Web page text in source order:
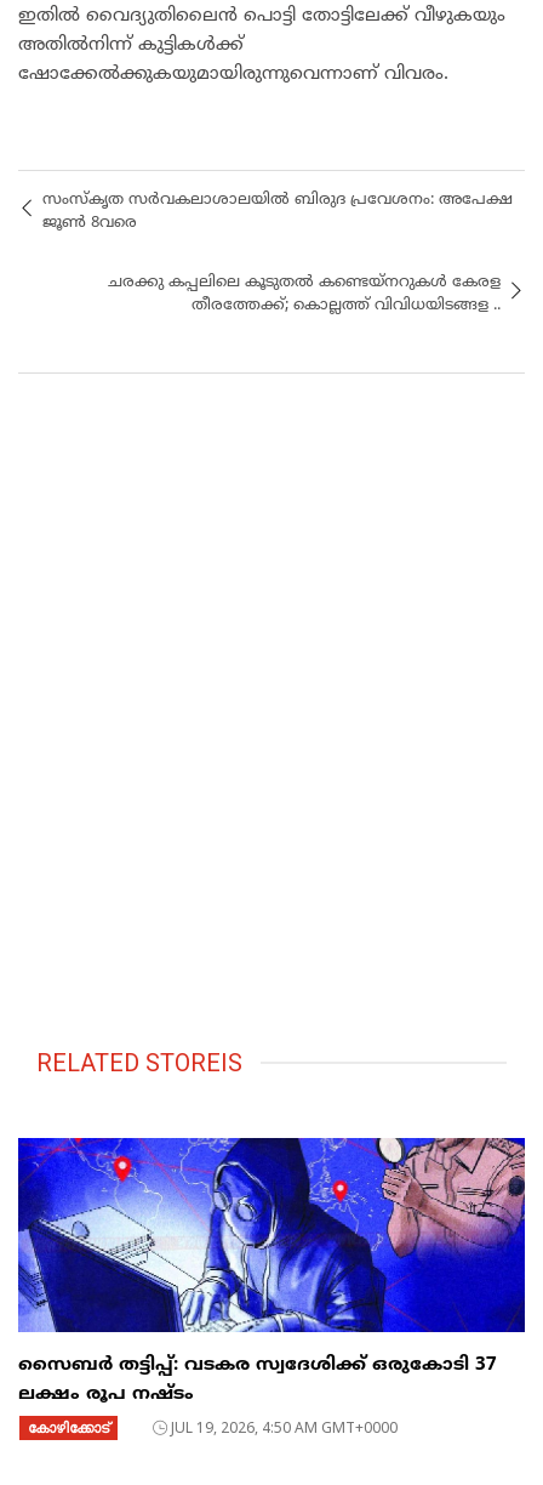
ഇതിൽ വൈദ്യുതിലൈന്‍ പൊട്ടി തോട്ടിലേക്ക് വീഴുകയും
അതില്‍നിന്ന് കുട്ടികള്‍ക്ക്
ഷോക്കേല്‍ക്കുകയുമായിരുന്നുവെന്നാണ് വിവരം.
സംസ്കൃത സർവകലാശാലയിൽ ബിരുദ പ്രവേശനം: അപേക്ഷ
ജൂൺ 8വരെ
ചരക്കു കപ്പലിലെ കൂടുതൽ കണ്ടെയ്നറുകൾ കേരള
തീരത്തേക്ക്; കൊല്ലത്ത് വിവിധയിടങ്ങള ..
RELATED STOREIS
സൈബര്‍ തട്ടിപ്പ്: വടകര സ്വദേശിക്ക് ഒരുകോടി 37
ലക്ഷം രൂപ നഷ്ടം
കോഴിക്കോട് JUL 19, 2026, 4:50 AM GMT+0000